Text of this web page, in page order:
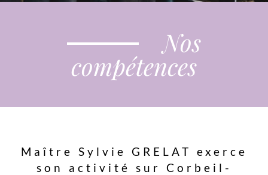
Nos
compétences
Maître Sylvie GRELAT exerce
son activité sur Corbeil-